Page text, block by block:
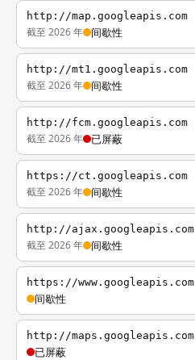
http://map.googleapis.com
截至 2026 年 间歇性
http://mt1.googleapis.com
截至 2026 年 间歇性
http://fcm.googleapis.com
截至 2026 年 已屏蔽
https://ct.googleapis.com
截至 2026 年 间歇性
http://ajax.googleapis.com
截至 2026 年 间歇性
https://www.googleapis.com
间歇性
http://maps.googleapis.com
已屏蔽